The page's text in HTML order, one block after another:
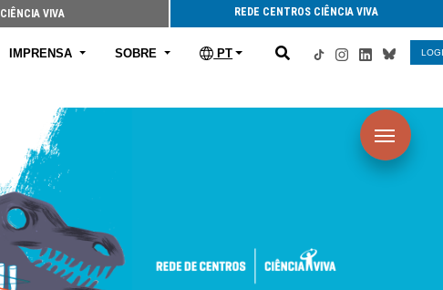
CIÊNCIA VIVA REDE CENTROS CIÊNCIA VIVA
IMPRENSA SOBRE PT